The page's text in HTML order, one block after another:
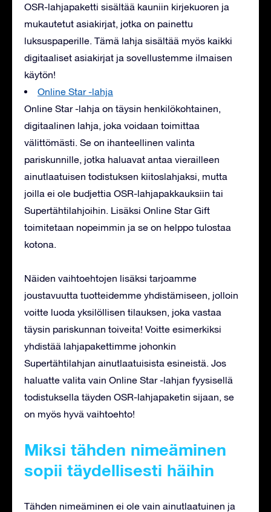
OSR-lahjapaketti sisältää kauniin kirjekuoren ja
mukautetut asiakirjat, jotka on painettu
luksuspaperille. Tämä lahja sisältää myös kaikki
digitaaliset asiakirjat ja sovellustemme ilmaisen
käytön!
Online Star -lahja
Online Star -lahja on täysin henkilökohtainen,
digitaalinen lahja, joka voidaan toimittaa
välittömästi. Se on ihanteellinen valinta
pariskunnille, jotka haluavat antaa vierailleen
ainutlaatuisen todistuksen kiitoslahjaksi, mutta
joilla ei ole budjettia OSR-lahjapakkauksiin tai
Supertähtilahjoihin. Lisäksi Online Star Gift
toimitetaan nopeimmin ja se on helppo tulostaa
kotona.
Näiden vaihtoehtojen lisäksi tarjoamme
joustavuutta tuotteidemme yhdistämiseen, jolloin
voitte luoda yksilöllisen tilauksen, joka vastaa
täysin pariskunnan toiveita! Voitte esimerkiksi
yhdistää lahjapakettimme johonkin
Supertähtilahjan ainutlaatuisista esineistä. Jos
haluatte valita vain Online Star -lahjan fyysisellä
todistuksella täyden OSR-lahjapaketin sijaan, se
on myös hyvä vaihtoehto!
Miksi tähden nimeäminen
sopii täydellisesti häihin
Tähden nimeäminen ei ole vain ainutlaatuinen ja